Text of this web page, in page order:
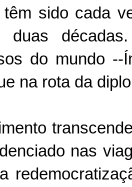
têm sido cada
duas
do mundo
na rota da
nas